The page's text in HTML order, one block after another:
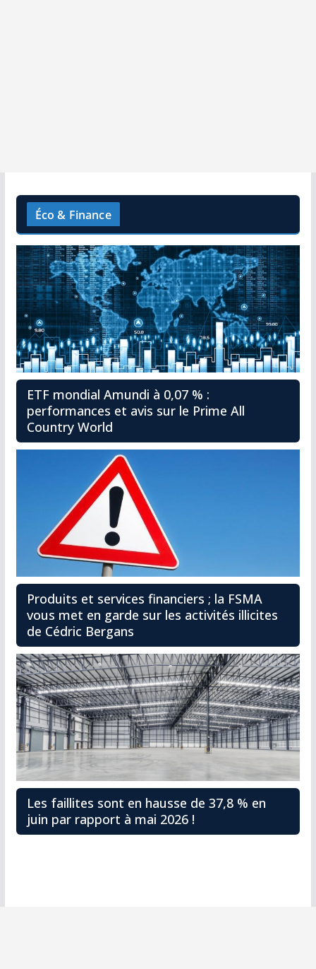
Éco & Finance
ETF mondial Amundi à 0,07 % :
performances et avis sur le Prime All
Country World
Produits et services financiers ; la FSMA
vous met en garde sur les activités illicites
de Cédric Bergans
Les faillites sont en hausse de 37,8 % en
juin par rapport à mai 2026 !